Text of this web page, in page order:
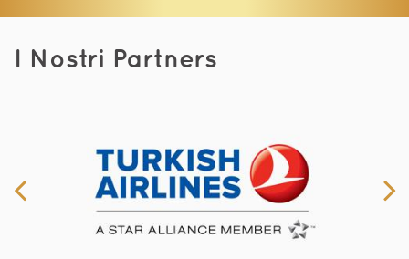
I Nostri Partners